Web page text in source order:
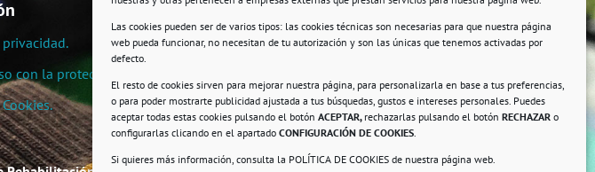
Las cookies pueden ser de varios tipos: las cookies técnicas son necesarias para que nuestra página
web pueda funcionar, no necesitan de tu autorización y son las únicas que tenemos activadas por
defecto.
El resto de cookies sirven para mejorar nuestra página, para personalizarla en base a tus preferencias,
o para poder mostrarte publicidad ajustada a tus búsquedas, gustos e intereses personales. Puedes
aceptar todas estas cookies pulsando el botón ACEPTAR, rechazarlas pulsando el botón RECHAZAR o
configurarlas clicando en el apartado CONFIGURACIÓN DE COOKIES.
Si quieres más información, consulta la POLÍTICA DE COOKIES de nuestra página web.
con la protección de datos personales.